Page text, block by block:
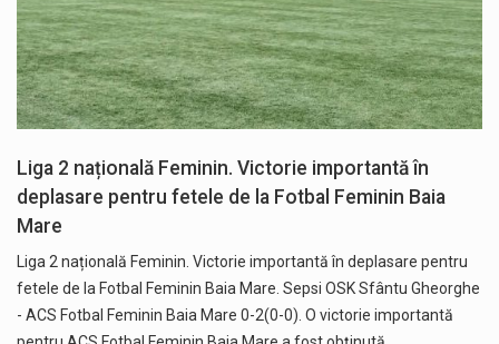
Liga 2 națională Feminin. Victorie importantă în
deplasare pentru fetele de la Fotbal Feminin Baia
Mare
Liga 2 națională Feminin. Victorie importantă în deplasare pentru
fetele de la Fotbal Feminin Baia Mare. Sepsi OSK Sfântu Gheorghe
- ACS Fotbal Feminin Baia Mare 0-2(0-0). O victorie importantă